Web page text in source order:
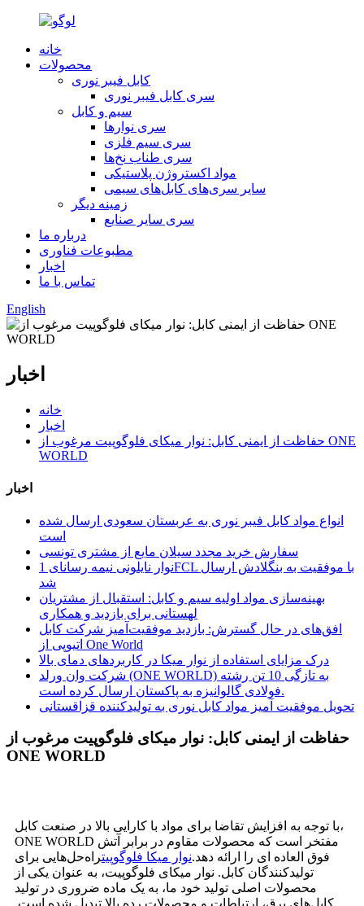
خانه
محصولات
کابل فیبر نوری
سری کابل فیبر نوری
سیم و کابل
سری نوارها
سری سیم فلزی
سری طناب نخ‌ها
مواد اکستروژن پلاستیکی
سایر سری‌های کابل‌های سیمی
زمینه دیگر
سری سایر صنایع
درباره ما
مطبوعات فناوری
اخبار
تماس با ما
English
اخبار
خانه
اخبار
حفاظت از ایمنی کابل: نوار میکای فلوگوپیت مرغوب از ONE
WORLD
اخبار
انواع مواد کابل فیبر نوری به عربستان سعودی ارسال شده
است
سفارش خرید مجدد سیلان مایع از مشتری تونسی
نوار نایلونی نیمه رسانای 1FCL با موفقیت به بنگلادش ارسال
شد
بهینه‌سازی مواد اولیه سیم و کابل: استقبال از مشتریان
لهستانی برای بازدید و همکاری
افق‌های در حال گسترش: بازدید موفقیت‌آمیز شرکت کابل
اتیوپی از One World
درک مزایای استفاده از نوار میکا در کاربردهای دمای بالا
شرکت وان ورلد (ONE WORLD) به تازگی 10 تن رشته
فولادی گالوانیزه به پاکستان ارسال کرده است.
تحویل موفقیت آمیز مواد کابل نوری به تولیدکننده قزاقستانی
حفاظت از ایمنی کابل: نوار میکای فلوگوپیت مرغوب از
ONE WORLD
با توجه به افزایش تقاضا برای مواد با کارایی بالا در صنعت کابل،
ONE WORLD مفتخر است که محصولات مقاوم در برابر آتش
فوق العاده ای را ارائه دهد.نوار میکا فلوگوپیتراه‌حل‌هایی برای
تولیدکنندگان کابل. نوار میکای فلوگوپیت، به عنوان یکی از
محصولات اصلی تولید خود ما، به یک ماده ضروری در تولید
کابل‌های برق، ارتباطات و محصولات رده بالا تبدیل شده است.